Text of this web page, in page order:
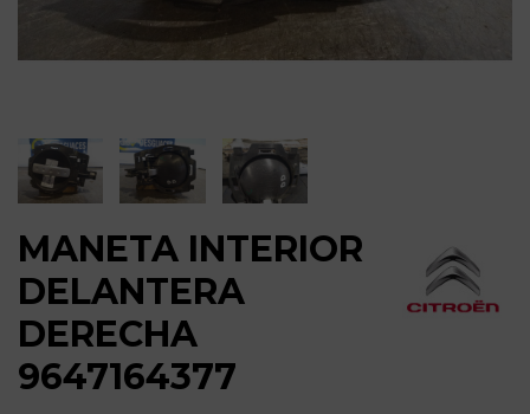
MANETA INTERIOR
DELANTERA
DERECHA
9647164377